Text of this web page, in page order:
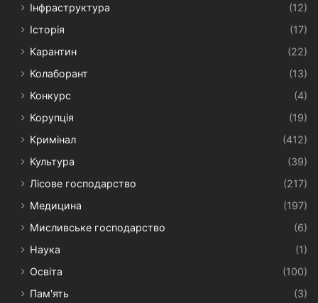
Інфраструктура
(12)
Історія
(17)
Карантин
(22)
Колаборант
(13)
Конкурс
(4)
Корупція
(19)
Кримінал
(412)
Культура
(39)
Лісове господарство
(217)
Медицина
(197)
Мисливське господарство
(6)
Наука
(1)
Освіта
(100)
Пам'ять
(3)